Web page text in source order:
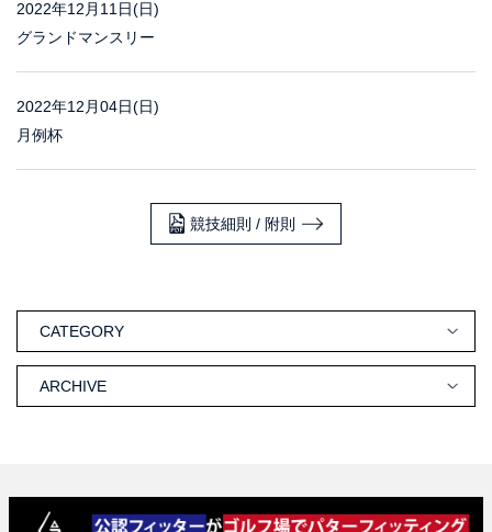
2022年12月11日(日)
グランドマンスリー
2022年12月04日(日)
月例杯
競技細則 / 附則
CATEGORY
ARCHIVE